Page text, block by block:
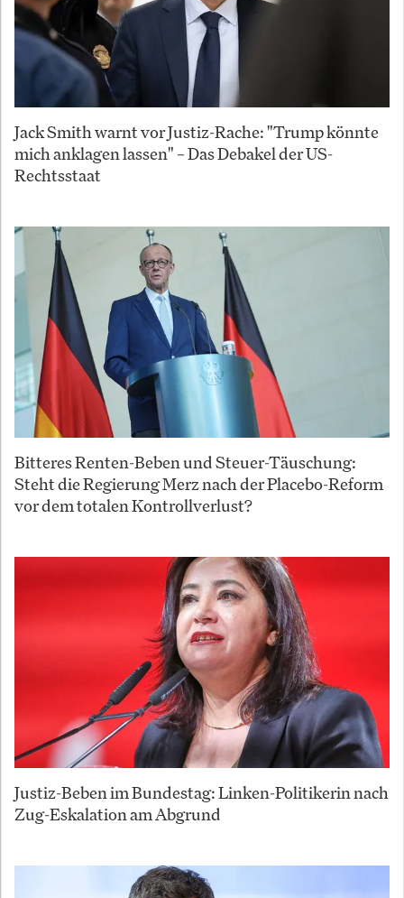
Jack Smith warnt vor Justiz-Rache: "Trump könnte
mich anklagen lassen" – Das Debakel der US-
Rechtsstaat
Bitteres Renten-Beben und Steuer-Täuschung:
Steht die Regierung Merz nach der Placebo-Reform
vor dem totalen Kontrollverlust?
Justiz-Beben im Bundestag: Linken-Politikerin nach
Zug-Eskalation am Abgrund